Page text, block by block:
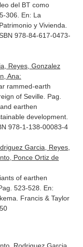
del BT como
306. En: La
y Vivienda
978-84-617-0473-
Reyes, Gonzalez
Ana:
rammed-earth
of Seville. Pag.
earthen
development.
978-1-138-00083-4
Garcia, Reyes,
Ponce Ortiz de
of earthen
523-528. En:
Francis & Taylor